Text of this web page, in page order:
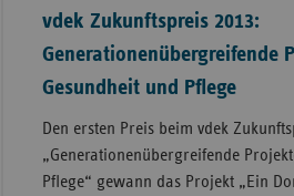
vdek Zukunftspreis 2013:
Generationenübergreifende
Gesundheit und Pflege
Den ersten Preis beim vdek
„Generationenübergreifende
Pflege“ gewann das Projekt „Ein